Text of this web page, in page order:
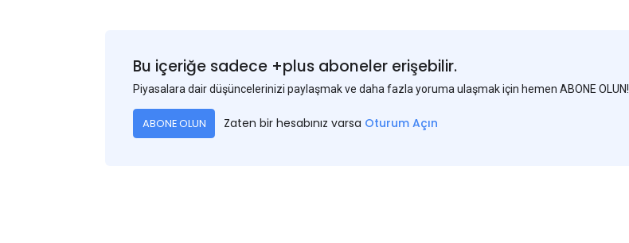
Bu içeriğe sadece +plus aboneler erişebilir.
Piyasalara dair düşüncelerinizi paylaşmak ve daha fazla yoruma ulaşmak için hemen ABONE OLUN!
ABONE OLUN Zaten bir hesabınız varsa Oturum Açın